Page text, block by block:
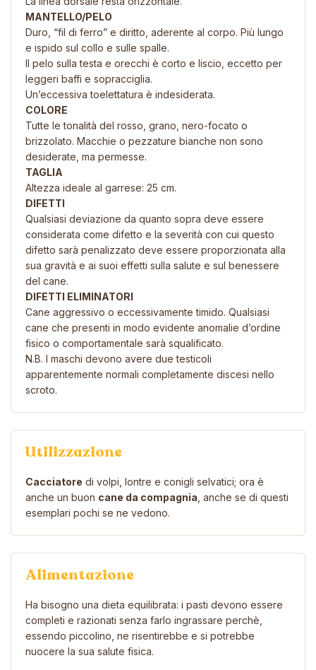
MANTELLO/PELO
Duro, “fil di ferro” e diritto, aderente al corpo. Più lungo
e ispido sul collo e sulle spalle.
Il pelo sulla testa e orecchi è corto e liscio, eccetto per
leggeri baffi e sopracciglia.
Un’eccessiva toelettatura è indesiderata.
COLORE
Tutte le tonalità del rosso, grano, nero-focato o
brizzolato. Macchie o pezzature bianche non sono
desiderate, ma permesse.
TAGLIA
Altezza ideale al garrese: 25 cm.
DIFETTI
Qualsiasi deviazione da quanto sopra deve essere
considerata come difetto e la severità con cui questo
difetto sarà penalizzato deve essere proporzionata alla
sua gravità e ai suoi effetti sulla salute e sul benessere
del cane.
DIFETTI ELIMINATORI
Cane aggressivo o eccessivamente timido. Qualsiasi
cane che presenti in modo evidente anomalie d’ordine
fisico o comportamentale sarà squalificato.
N.B. I maschi devono avere due testicoli
apparentemente normali completamente discesi nello
scroto.
Utilizzazione
Cacciatore di volpi, lontre e conigli selvatici; ora è
anche un buon cane da compagnia , anche se di questi
esemplari pochi se ne vedono.
Alimentazione
Ha bisogno una dieta equilibrata: i pasti devono essere
completi e razionati senza farlo ingrassare perchè,
essendo piccolino, ne risentirebbe e si potrebbe
nuocere la sua salute fisica.